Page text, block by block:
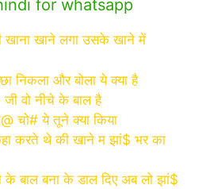
for whatsapp
खाना खाने लगा उसके खाने में
निकला और बोला ये क्या है
जी वो नीचे के बाल है
चो# ये तूने क्या किया
करते थे की खाने म झां$ भर का
के बाल बना के डाल दिए अब लो झां$